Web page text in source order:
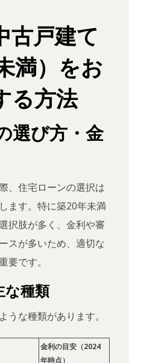
古戸建て
満）をお
る方法
選び方・金
、住宅ローンの選択は
ます。特に築20年未満
択肢が多く、金利や審
スが多いため、適切な
要です。
な種類
うな種類があります。
金利の目安（2024
年時点）